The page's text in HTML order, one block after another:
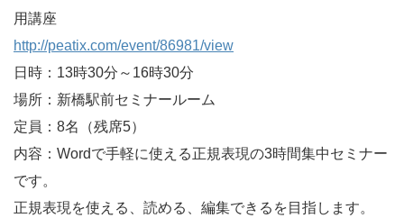
用講座
http://peatix.com/event/86981/view
日時：13時30分～16時30分
場所：新橋駅前セミナールーム
定員：8名（残席5）
内容：Wordで手軽に使える正規表現の3時間集中セミナー
です。
正規表現を使える、読める、編集できるを目指します。